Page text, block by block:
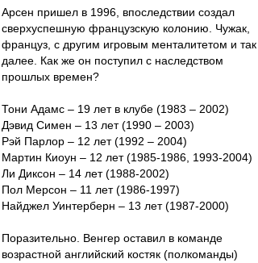
Арсен пришел в 1996, впоследствии создал
сверхуспешную французскую колонию. Чужак,
француз, с другим игровым менталитетом и так
далее. Как же он поступил с наследством
прошлых времен?
Тони Адамс – 19 лет в клубе (1983 – 2002)
Дэвид Симен – 13 лет (1990 – 2003)
Рэй Парлор – 12 лет (1992 – 2004)
Мартин Киоун – 12 лет (1985-1986, 1993-2004)
Ли Диксон – 14 лет (1988-2002)
Пол Мерсон – 11 лет (1986-1997)
Найджел Уинтерберн – 13 лет (1987-2000)
Поразительно. Венгер оставил в команде
возрастной английский костяк (полкоманды)